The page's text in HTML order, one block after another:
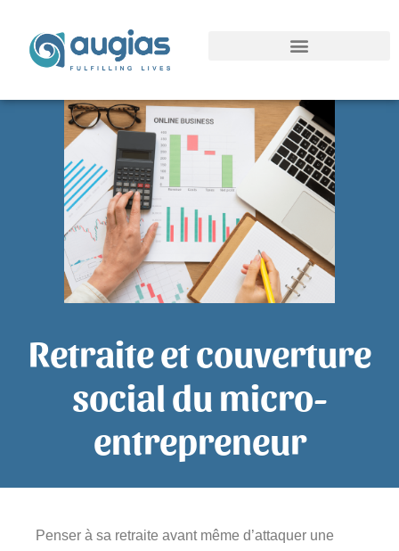
Retraite et couverture
social du micro-
entrepreneur
Penser à sa retraite avant même d’attaquer une